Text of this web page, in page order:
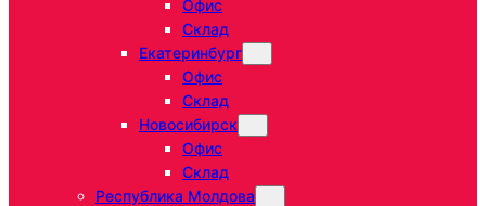
Офис
Склад
Екатеринбург
Офис
Склад
Новосибирск
Офис
Склад
Республика Молдова